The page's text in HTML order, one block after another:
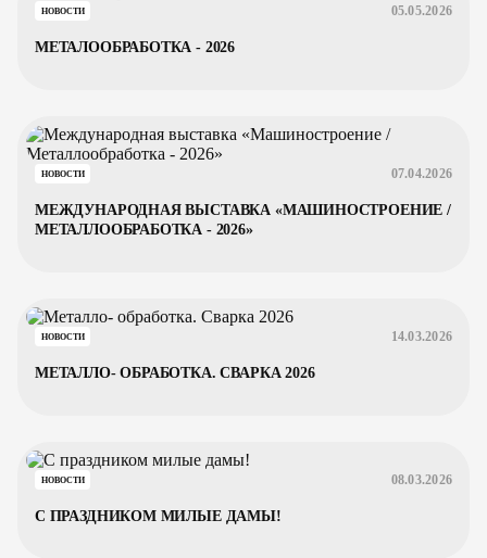
НОВОСТИ 05.05.2026
МЕТАЛООБРАБОТКА - 2026
НОВОСТИ 07.04.2026
МЕЖДУНАРОДНАЯ ВЫСТАВКА «МАШИНОСТРОЕНИЕ /
МЕТАЛЛООБРАБОТКА - 2026»
НОВОСТИ 14.03.2026
МЕТАЛЛО- ОБРАБОТКА. СВАРКА 2026
НОВОСТИ 08.03.2026
С ПРАЗДНИКОМ МИЛЫЕ ДАМЫ!